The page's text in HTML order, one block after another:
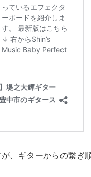
、ギターからの繋ぎ